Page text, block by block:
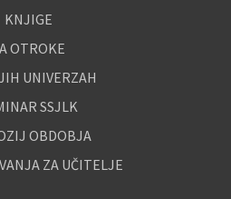
KNJIGE
OTROKE
UNIVERZAH
SSJLK
OBDOBJA
ZA UČITELJE